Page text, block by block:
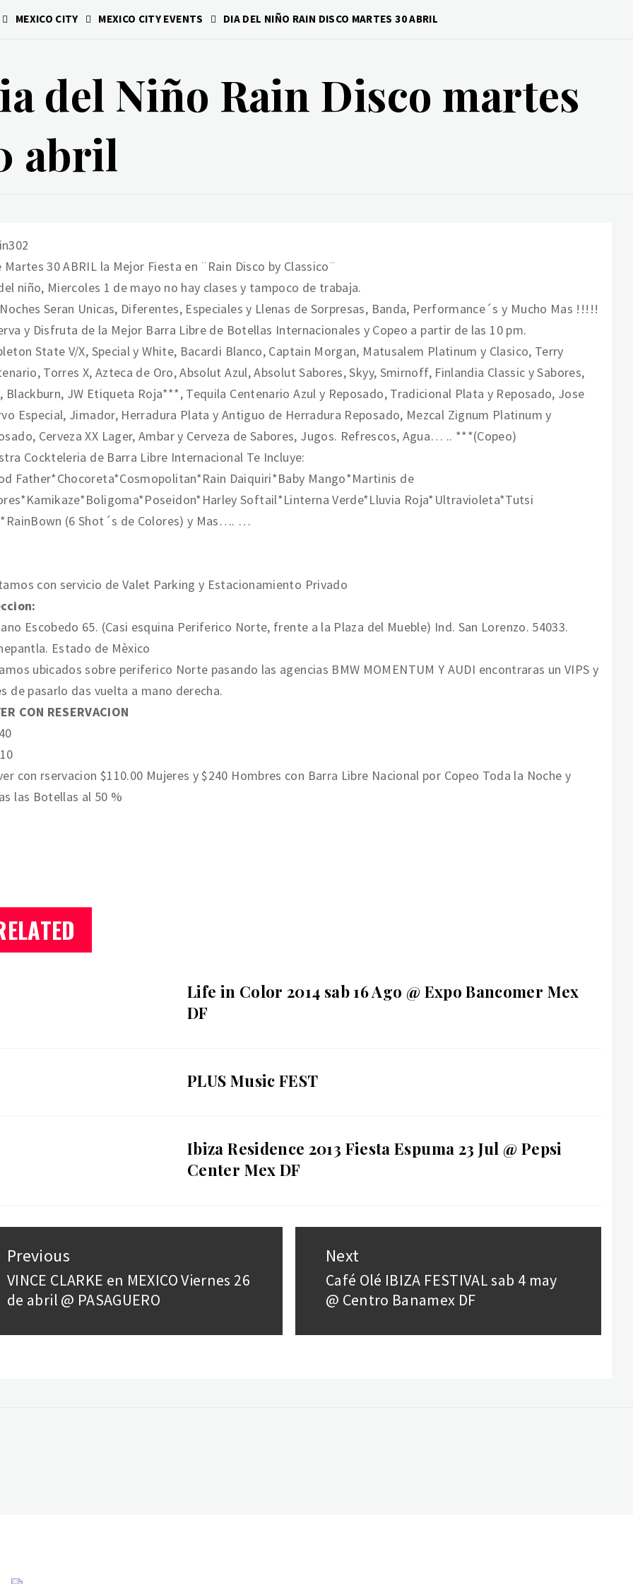
MEXICO CITY MEXICO CITY EVENTS DIA DEL NIÑO RAIN DISCO MARTES 30 ABRIL
del Niño Rain Disco martes
abril
Martes 30 ABRIL la Mejor Fiesta en ¨Rain Disco by Classico¨
niño, Miercoles 1 de mayo no hay clases y tampoco de trabaja.
Seran Unicas, Diferentes, Especiales y Llenas de Sorpresas, Banda, Performance´s y Mucho Mas !!!!!
y Disfruta de la Mejor Barra Libre de Botellas Internacionales y Copeo a partir de las 10 pm.
State V/X, Special y White, Bacardi Blanco, Captain Morgan, Matusalem Platinum y Clasico, Terry
Torres X, Azteca de Oro, Absolut Azul, Absolut Sabores, Skyy, Smirnoff, Finlandia Classic y Sabores,
Blackburn, JW Etiqueta Roja***, Tequila Centenario Azul y Reposado, Tradicional Plata y Reposado, Jose
Especial, Jimador, Herradura Plata y Antiguo de Herradura Reposado, Mezcal Zignum Platinum y
Cerveza XX Lager, Ambar y Cerveza de Sabores, Jugos. Refrescos, Agua… .. ***(Copeo)
Cockteleria de Barra Libre Internacional Te Incluye:
Father*Chocoreta*Cosmopolitan*Rain Daiquiri*Baby Mango*Martinis de
Softail*Linterna Verde*Lluvia Roja*Ultravioleta*Tutsi
(6 Shot´s de Colores) y Mas…. …
con servicio de Valet Parking y Estacionamiento Privado
Escobedo 65. (Casi esquina Periferico Norte, frente a la Plaza del Mueble) Ind. San Lorenzo. 54033.
Estado de Mèxico
ubicados sobre periferico Norte pasando las agencias BMW MOMENTUM Y AUDI encontraras un VIPS y
de pasarlo das vuelta a mano derecha.
CON RESERVACION
con rservacion $110.00 Mujeres y $240 Hombres con Barra Libre Nacional por Copeo Toda la Noche y
las Botellas al 50 %
Life in Color 2014 sab 16 Ago @ Expo Bancomer Mex
DF
PLUS Music FEST
Ibiza Residence 2013 Fiesta Espuma 23 Jul @ Pepsi
Center Mex DF
Previous
Previous
post:
VINCE CLARKE en MEXICO Viernes 26
de abril @ PASAGUERO
Next
Next
post:
Café Olé IBIZA FESTIVAL sab 4 may
@ Centro Banamex DF